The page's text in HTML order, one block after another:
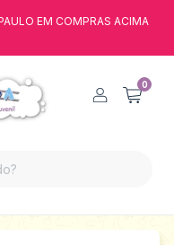
EM COMPRAS ACIMA
0